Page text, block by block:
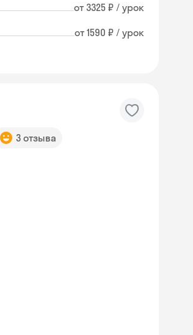
от 3325 ₽ / урок
от 1590 ₽ / урок
3 отзыва